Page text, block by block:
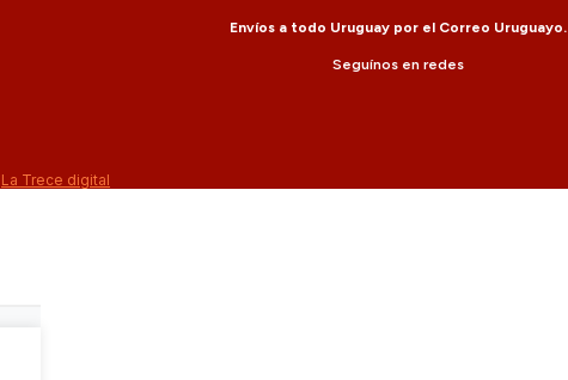
Envíos a todo Uruguay por el Correo Uruguayo.
Seguínos en redes
La Trece digital